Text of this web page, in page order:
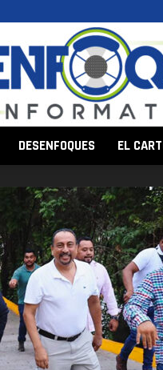
Informativo
DESENFOQUES EL